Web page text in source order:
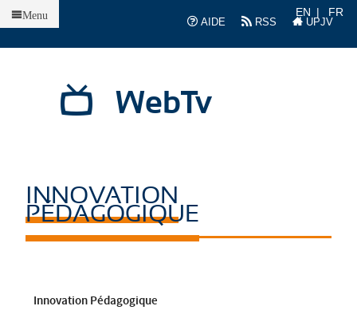
AIDE
RSS UPJV
EN FR
WebTv
Menu
INNOVATION
PÉDAGOGIQUE
Innovation Pédagogique